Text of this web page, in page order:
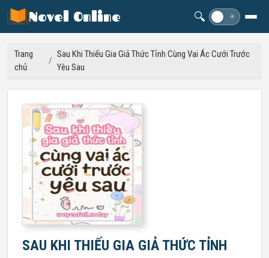
Novel Online 🔍 ☀
Trang
chủ
/
Sau Khi Thiếu Gia Giả Thức Tỉnh Cùng Vai Ác Cưới Trước
Yêu Sau
SAU KHI THIẾU GIA GIẢ THỨC TỈNH